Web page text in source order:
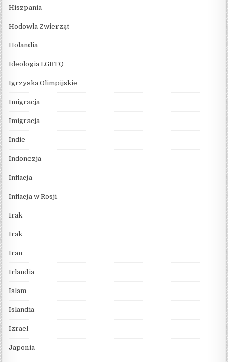
Hiszpania
Hodowla Zwierząt
Holandia
Ideologia LGBTQ
Igrzyska Olimpijskie
Imigracja
Imigracja
Indie
Indonezja
Inflacja
Inflacja w Rosji
Irak
Irak
Iran
Irlandia
Islam
Islandia
Izrael
Japonia